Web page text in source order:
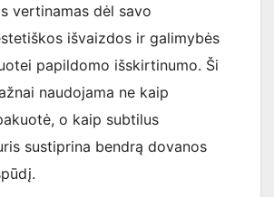
vertinamas dėl savo
išvaizdos ir galimybės
papildomo išskirtinumo. Ši
naudojama ne kaip
o kaip subtilus
sustiprina bendrą dovanos